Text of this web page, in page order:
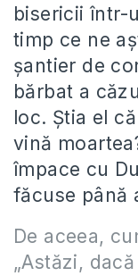
bisericii într-
timp ce ne
șantier de
bărbat a
loc. Știa el
vină
împace cu
făcuse până
De aceea,
„Astăzi,